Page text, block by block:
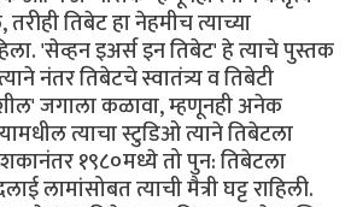
तिबेट हा नेहमीच त्याच्या
'सेव्हन इअर्स इन तिबेट' हे त्याचे पुस्तक
नंतर तिबेटचे स्वातंत्र्य व तिबेटी‌
जगाला कळावा, म्हणूनही अनेक
त्याचा स्टुडिओ त्याने तिबेटला
१९८०मध्ये तो पुन: तिबेटला
लामांसोबत त्याची मैत्री घट्ट राहिली.